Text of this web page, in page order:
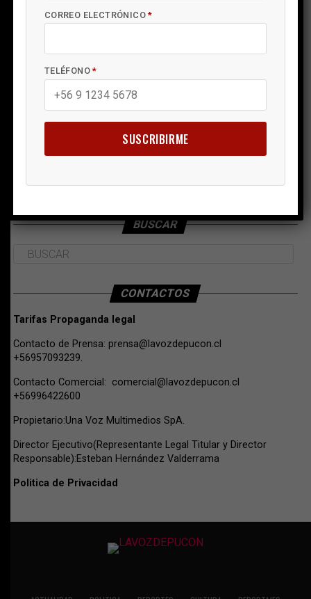
BUSCAR
CONTACTOS
Tarifas Propaganda legal
Contacto de Prensa: prensa@lavozdepucon.cl
+56957093239.
Contacto Comercial: comercial@lavozdepucon.cl
+56996422600
Propietario:Una Voz Multimedios SpA.
Director Ejecutivo(Representante Legal Titular y Director
Responsable):Esteban Hernández Valderrama
Politica de Privacidad
CORREO ELECTRÓNICO*
TELÉFONO*
SUSCRIBIRME